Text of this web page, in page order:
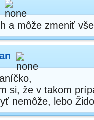
a môže zmeniť
si, že v takom
nemôže, lebo